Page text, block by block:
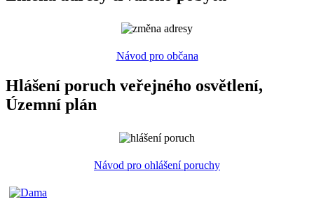
Návod pro občana
Hlášení poruch veřejného osvětlení,
Územní plán
Návod pro ohlášení poruchy